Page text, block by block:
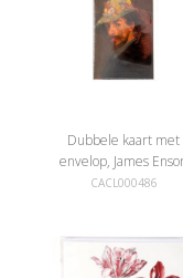
Dubbele kaart met
envelop, James
Zelfportret met
CACL000486